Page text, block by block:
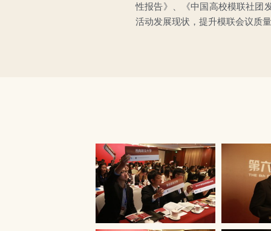
性报告》、《中国高校模联社团
活动发展现状，提升模联会议质